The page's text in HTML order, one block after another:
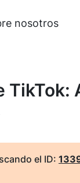
nosotros
TikTok:
el ID: